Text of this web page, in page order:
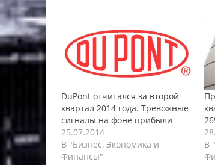
DuPont отчитался за второй
квартал 2014 года. Тревожные
сигналы на фоне прибыли
25.07.2014
В "Бизнес, Экономика и
Финансы"
В